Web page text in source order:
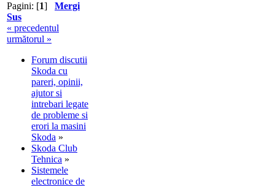
Pagini: [1] Mergi
Sus
« precedentul
următorul »
Forum discutii
Skoda cu
pareri, opinii,
ajutor si
intrebari legate
de probleme si
erori la masini
Skoda »
Skoda Club
Tehnica »
Sistemele
electronice de